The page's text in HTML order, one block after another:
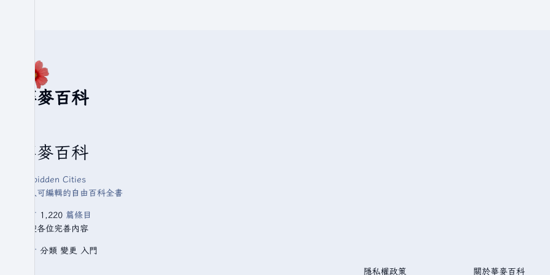
華麥百科
華麥百科
Forbidden Cities
人人可編輯的自由百科全書
已有 1,220 篇條目
歡迎各位完善內容
查看 分類 變更 入門
隱私權政策 關於華麥百科